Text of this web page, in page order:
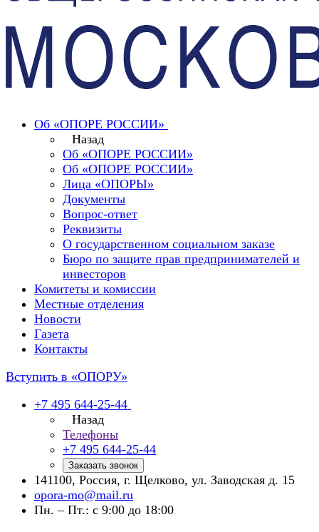
Об «ОПОРЕ РОССИИ»
Назад
Об «ОПОРЕ РОССИИ»
Об «ОПОРЕ РОССИИ»
Лица «ОПОРЫ»
Документы
Вопрос-ответ
Реквизиты
О государственном социальном заказе
Бюро по защите прав предпринимателей и
инвесторов
Комитеты и комиссии
Местные отделения
Новости
Газета
Контакты
Вступить в «ОПОРУ»
+7 495 644-25-44
Назад
Телефоны
+7 495 644-25-44
Заказать звонок
141100, Россия, г. Щелково, ул. Заводская д. 15
opora-mo@mail.ru
Пн. – Пт.: с 9:00 до 18:00